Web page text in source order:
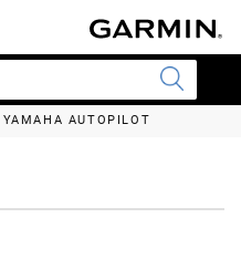
YAMAHA AUTOPILOT